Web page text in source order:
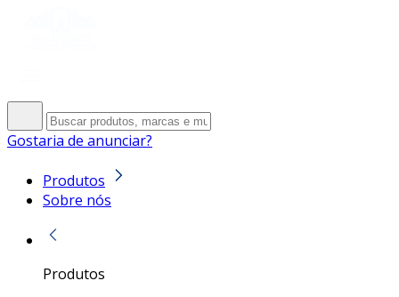
Gostaria de anunciar?
Produtos
Sobre nós
Produtos